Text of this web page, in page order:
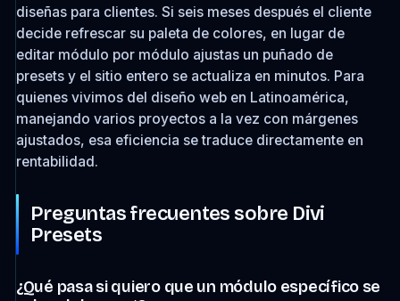
diseñas para clientes. Si seis meses después el cliente
decide refrescar su paleta de colores, en lugar de
editar módulo por módulo ajustas un puñado de
presets y el sitio entero se actualiza en minutos. Para
quienes vivimos del diseño web en Latinoamérica,
manejando varios proyectos a la vez con márgenes
ajustados, esa eficiencia se traduce directamente en
rentabilidad.
Preguntas frecuentes sobre Divi
Presets
¿Qué pasa si quiero que un módulo específico se